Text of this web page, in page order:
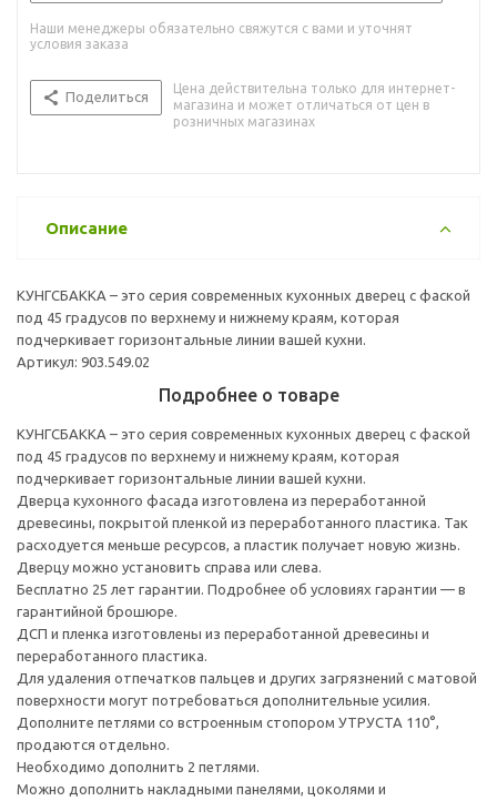
Наши менеджеры обязательно свяжутся с вами и уточнят
условия заказа
Поделиться
Цена действительна только для интернет-
магазина и может отличаться от цен в
розничных магазинах
Описание
КУНГСБАККА – это серия современных кухонных дверец с фаской
под 45 градусов по верхнему и нижнему краям, которая
подчеркивает горизонтальные линии вашей кухни.
Артикул: 903.549.02
Подробнее о товаре
КУНГСБАККА – это серия современных кухонных дверец с фаской
под 45 градусов по верхнему и нижнему краям, которая
подчеркивает горизонтальные линии вашей кухни.
Дверца кухонного фасада изготовлена из переработанной
древесины, покрытой пленкой из переработанного пластика. Так
расходуется меньше ресурсов, а пластик получает новую жизнь.
Дверцу можно установить справа или слева.
Бесплатно 25 лет гарантии. Подробнее об условиях гарантии — в
гарантийной брошюре.
ДСП и пленка изготовлены из переработанной древесины и
переработанного пластика.
Для удаления отпечатков пальцев и других загрязнений с матовой
поверхности могут потребоваться дополнительные усилия.
Дополните петлями со встроенным стопором УТРУСТА 110°,
продаются отдельно.
Необходимо дополнить 2 петлями.
Можно дополнить накладными панелями, цоколями и